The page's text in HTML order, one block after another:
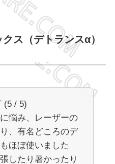
ス（デトランスα）
(5 / 5)
悩み、レーザーの
、有名どころのデ
ほぼ使いました
したり暑かったり